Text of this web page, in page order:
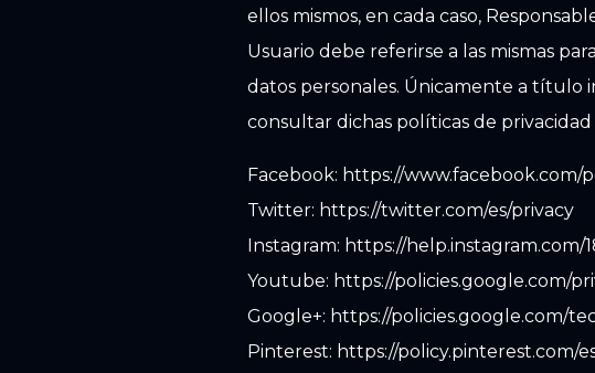
ellos mismos, en cada caso,
Usuario debe referirse a las mismas
datos personales. Únicamente a título
consultar dichas políticas de privacidad
Facebook: https://www.facebook.com/
Twitter: https://twitter.com/es/privacy
Instagram: https://help.instagram.com/
Youtube: https://policies.google.com/
Google+: https://policies.google.com/
Pinterest: https://policy.pinterest.com/